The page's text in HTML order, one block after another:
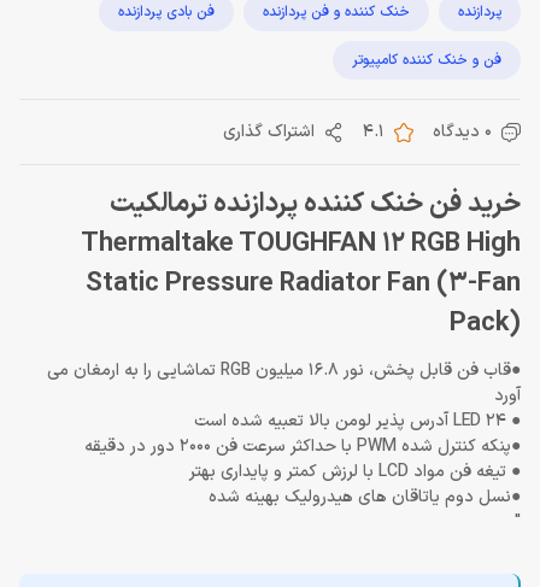
پردازنده خنک کننده و فن پردازنده فن بادی پردازنده
فن و خنک کننده کامپیوتر
0 دیدگاه 4.1 اشتراک گذاری
خرید فن خنک کننده پردازنده ترمالکیت
Thermaltake TOUGHFAN 12 RGB High
Static Pressure Radiator Fan (3-Fan
Pack)
●قاب فن قابل پخش، نور 16.8 میلیون RGB تماشایی را به ارمغان می
آورد
● 24 LED آدرس پذیر لومن بالا تعبیه شده است
●پنکه کنترل شده PWM با حداکثر سرعت فن 2000 دور در دقیقه
● تیغه فن مواد LCD با لرزش کمتر و پایداری بهتر
●نسل دوم یاتاقان های هیدرولیک بهینه شده
"